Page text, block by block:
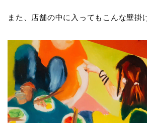
また、店舗の中に入ってもこんな壁掛